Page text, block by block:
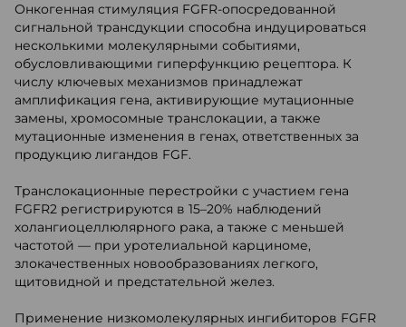
Онкогенная стимуляция FGFR-опосредованной
сигнальной трансдукции способна индуцироваться
несколькими молекулярными событиями,
обусловливающими гиперфункцию рецептора. К
числу ключевых механизмов принадлежат
амплификация гена, активирующие мутационные
замены, хромосомные транслокации, а также
мутационные изменения в генах, ответственных за
продукцию лигандов FGF.
Транслокационные перестройки с участием гена
FGFR2 регистрируются в 15–20% наблюдений
холангиоцеллюлярного рака, а также с меньшей
частотой — при уротелиальной карциноме,
злокачественных новообразованиях легкого,
щитовидной и предстательной желез.
Применение низкомолекулярных ингибиторов FGFR